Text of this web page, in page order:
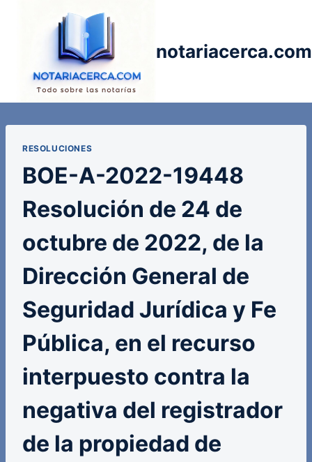
notariacerca.com
RESOLUCIONES
BOE-A-2022-19448
Resolución de 24 de
octubre de 2022, de la
Dirección General de
Seguridad Jurídica y Fe
Pública, en el recurso
interpuesto contra la
negativa del registrador
de la propiedad de